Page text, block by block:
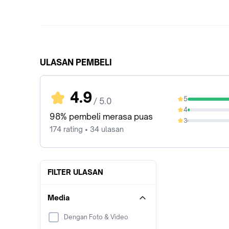
ULASAN PEMBELI
4.9 / 5.0
98% pembeli merasa puas
174 rating • 34 ulasan
5
96.55%
4
2.3%
3
0.57%
FILTER ULASAN
Media
Dengan Foto & Video